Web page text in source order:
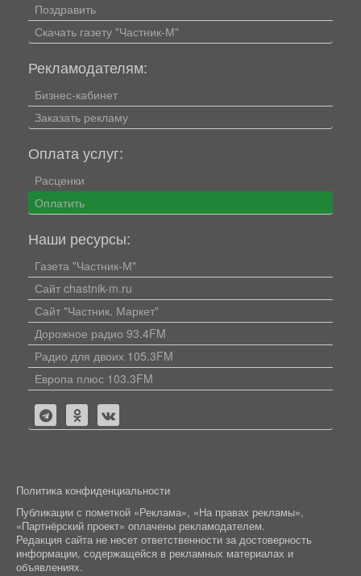
Поздравить
Скачать газету "Частник-М"
Рекламодателям:
Бизнес-кабинет
Заказать рекламу
Оплата услуг:
Расценки
Оплатить
Наши ресурсы:
Газета "Частник-М"
Сайт chastnik-m.ru
Сайт "Частник. Маркет"
Дорожное радио 93.4FM
Радио для двоих 105.3FM
Европа плюс 103.3FM
Политика конфиденциальности
Публикации с пометкой «Реклама», «На правах рекламы»,
«Партнёрский проект» оплачены рекламодателем.
Редакция сайта не несет ответственности за достоверность
информации, содержащейся в рекламных материалах и
объявлениях.